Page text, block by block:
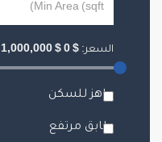
السعر: $
0
$
1,000,000
جاهز للسكن
طابق مرتفع